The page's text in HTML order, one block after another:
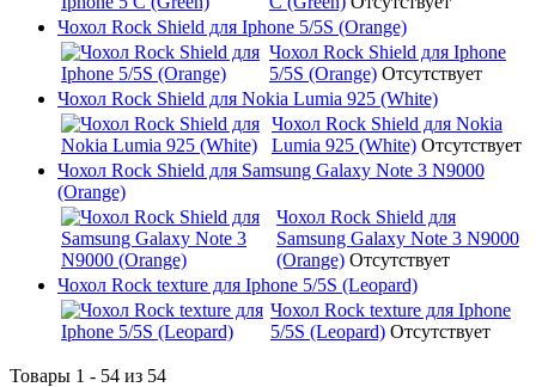
Чохол Rock Shield для Iphone 5/5S (Orange)
Чохол Rock Shield для Iphone
5/5S (Orange) Отсутствует
Чохол Rock Shield для Nokia Lumia 925 (White)
Чохол Rock Shield для Nokia
Lumia 925 (White) Отсутствует
Чохол Rock Shield для Samsung Galaxy Note 3 N9000
(Orange)
Чохол Rock Shield для
Samsung Galaxy Note 3 N9000
(Orange) Отсутствует
Чохол Rock texture для Iphone 5/5S (Leopard)
Чохол Rock texture для Iphone
5/5S (Leopard) Отсутствует
Товары 1 - 54 из 54